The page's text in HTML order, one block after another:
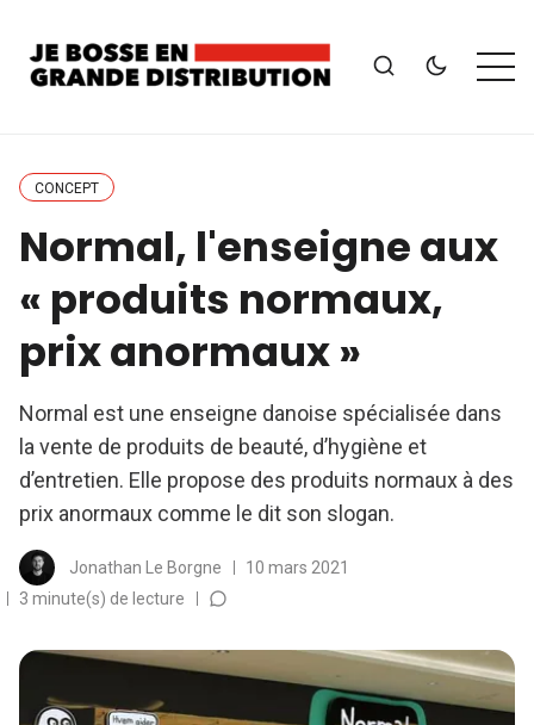
CONCEPT
Normal, l'enseigne aux
« produits normaux,
prix anormaux »
Normal est une enseigne danoise spécialisée dans
la vente de produits de beauté, d’hygiène et
d’entretien. Elle propose des produits normaux à des
prix anormaux comme le dit son slogan.
Jonathan Le Borgne
10 mars 2021
3 minute(s) de lecture